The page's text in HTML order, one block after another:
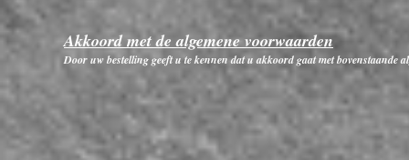
Akkoord met de algemene voorwaarden
Door uw bestelling geeft u te kennen dat u akkoord gaat met bovenstaande